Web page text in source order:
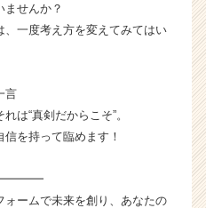
ませんか？
一度考え方を変えてみてはい
言
は“真剣だからこそ”。
を持って臨めます！
*━━━━
ームで未来を創り、あなたの